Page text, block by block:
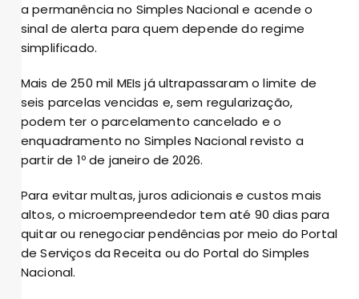
a permanência no Simples Nacional e acende o
sinal de alerta para quem depende do regime
simplificado.
Mais de 250 mil MEIs já ultrapassaram o limite de
seis parcelas vencidas e, sem regularização,
podem ter o parcelamento cancelado e o
enquadramento no Simples Nacional revisto a
partir de 1º de janeiro de 2026.
Para evitar multas, juros adicionais e custos mais
altos, o microempreendedor tem até 90 dias para
quitar ou renegociar pendências por meio do Portal
de Serviços da Receita ou do Portal do Simples
Nacional.